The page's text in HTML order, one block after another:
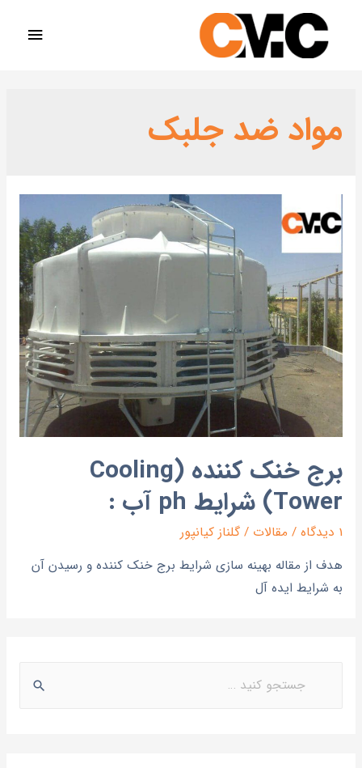
مواد ضد جلبک
برج خنک کننده (Cooling
Tower) شرایط ph آب :
1 دیدگاه / مقالات / گلناز کیانپور
هدف از مقاله بهینه سازی شرایط برج خنک کننده و رسیدن آن
به شرایط ایده آل